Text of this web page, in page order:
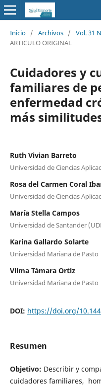
Inicio / Archivos / Vol. 31
ARTICULO ORIGINAL
Cuidadores y
familiares de
enfermedad
más
Ruth Vivian Barreto
Universidad de Ciencias
Rosa del Carmen Coral
Universidad de Ciencias
María Stella Campos
Universidad de Santander
Karina Gallardo Solarte
Universidad Mariana de Pasto
Vilma Támara Ortiz
Universidad Mariana de Pasto
DOI: https://doi.org/
Resumen
Objetivo: Describir y
cuidadores familiares,